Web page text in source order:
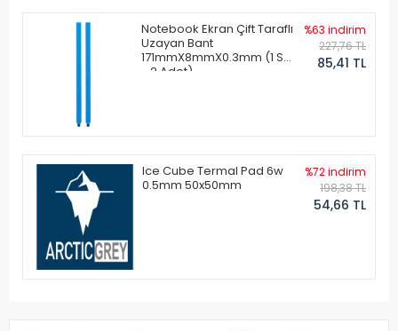
Notebook Ekran Çift Taraflı
Uzayan Bant
171mmX8mmX0.3mm (1 Set
- 2 Adet)
%63 indirim
227,76 TL
85,41 TL
Ice Cube Termal Pad 6w
0.5mm 50x50mm
%72 indirim
198,38 TL
54,66 TL